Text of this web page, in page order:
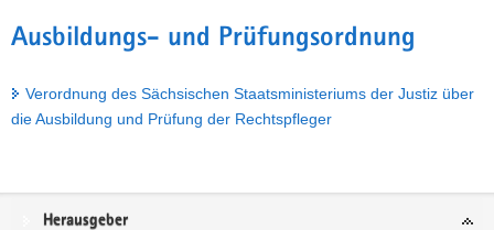
Ausbildungs- und Prüfungsordnung
Verordnung des Sächsischen Staatsministeriums der Justiz über
die Ausbildung und Prüfung der Rechtspfleger
Service
Herausgeber